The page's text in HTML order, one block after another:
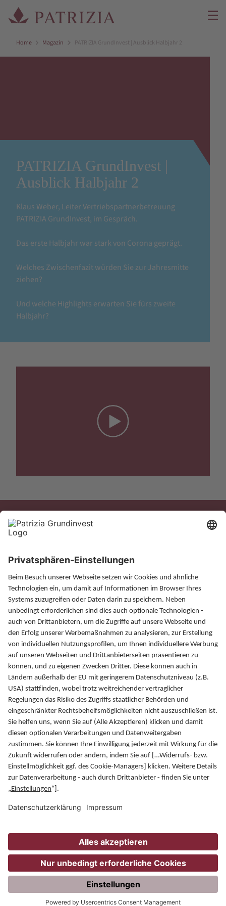
Home Magazin PATRIZIA GrundInvest | Ausblick Halbjahr 2
PATRIZIA GrundInvest |
Ausblick Halbjahr 2
Klaus Weber, Leiter Vertriebspartnerbetreuung
PATRIZIA GrundInvest, im Gespräch.
Das erste Halbjahr war stark von Corona geprägt.
Welches Zwischenfazit würden Sie zur Jahresmitte
ziehen?
Und welche Highlights erwarten Sie fürs zweite
Halbjahr?
JETZT INVESTIEREN
Xing
Magazin
Finanzlexikon
FAQ
Kontakt
PATRIZIA GrundInvest
Fuggerstraße 20
86150 Augsburg
Vertriebspartner
Presse
Karriere
Kontakt Datenschutz Impressum Hinweise Newsletter Disclaimer
© PATRIZIA GrundInvest Kapitalverwaltungsgesellschaft
mbH